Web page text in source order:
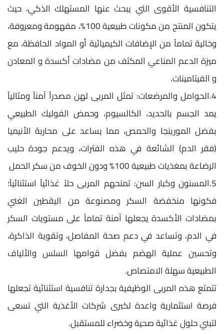
التنافسية الأقوى التي يبحث عنها المستهلك الذكي، حيث
يتكون المنتج من مكونات طبيعية 100%، مفهومة ومعروفة،
وخالية تماماً من الإضافات الكيميائية أو المواد الحافظة، مع
ميزة الدعم المناعي المكثف من مضادات أكسدة و المعادن
و الفيتامينات.
4.الحوامل والمرضعات: تمثل المربى لهن مصدراً آمناً ومثالياً
يمد الجسم بالحديد، الكالسيوم، وحمض الفوليك الطبيعي
بفضل المورينجا والحمص، مما يساعد على محاربة الأنيميا
(فقر الدم) الشائعة في هذه الفترات، ويدعم جودة حليب
الرضاعة بمغذيات طبيعية 100% ودون الخوف من سكر الحمل
5.المسنون وكبار السن: تمنحهم المربى حلاً غذائياً استثنائياً؛
فكونها منخفضة السكر ومصنوعة من اليقطين الغني
بمضادات الأكسدة يجعلها آمنة تماماً على مستويات السكر
في الدم، وتساعد في دعم صحة المفاصل، وتقوية الذاكرة،
وتحسين عملية الهضم بفضل قوامها السلس والألياف
الطبيعية سهلة الامتصاص.
تتمتع هذه المربى الوظيفية بجدارة تنافسية استثنائية تجعلها
فرصة استثمارية واعدة لكبرى شركات الأغذية التي تسعى
لتبني حلول غذائية صحية وخضراء للمستقبل.